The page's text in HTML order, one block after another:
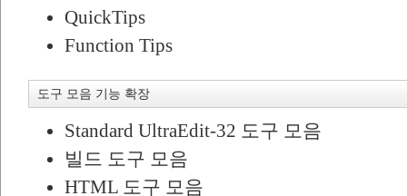
QuickTips
Function Tips
도구 모음 기능 확장
Standard UltraEdit-32 도구 모음
빌드 도구 모음
HTML 도구 모음